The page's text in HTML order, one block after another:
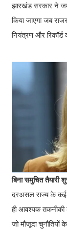
झारखंड सरकार ने
किया जाएगा जब
नियंत्रण और
बिना समुचित तैयारी
दरअसल राज्य के कई
ही आवश्यक तकनीकी
जो मौजूदा चुनौतियों